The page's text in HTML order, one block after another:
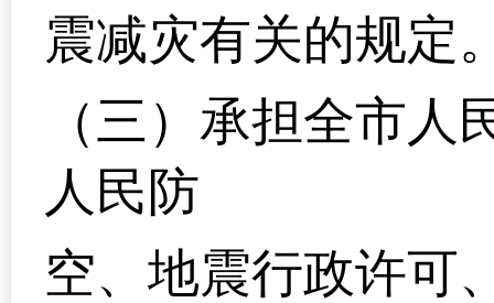
震减灾有关的规定
（三）承担全市
人民防
空、地震行政许可